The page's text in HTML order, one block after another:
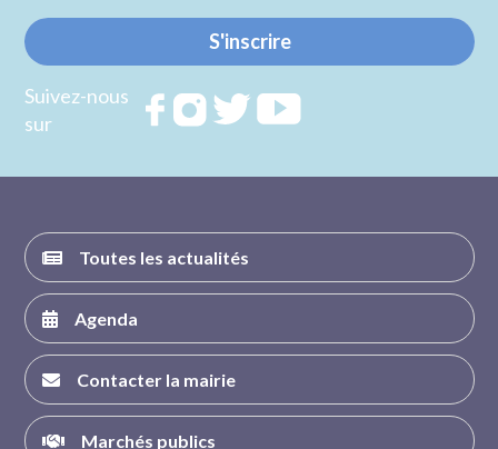
S'inscrire
Suivez-nous
sur
RejoignezRejoignezRejoignez
Toutes les actualités
Agenda
Contacter la mairie
Marchés publics